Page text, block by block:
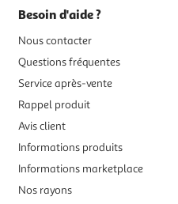
Besoin d'aide ?
Nous contacter
Questions fréquentes
Service après-vente
Rappel produit
Avis client
Informations produits
Informations marketplace
Nos rayons